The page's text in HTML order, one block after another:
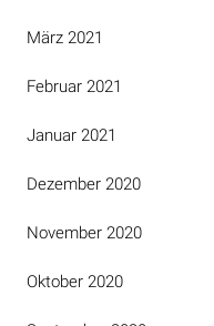
März 2021
Februar 2021
Januar 2021
Dezember 2020
November 2020
Oktober 2020